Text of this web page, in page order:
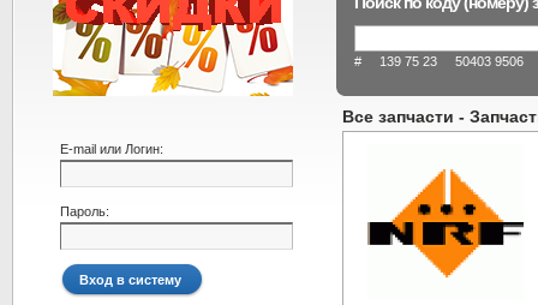
# 139 75 23 50403 9506
Все запчасти -
E-mail или Логин:
Пароль: